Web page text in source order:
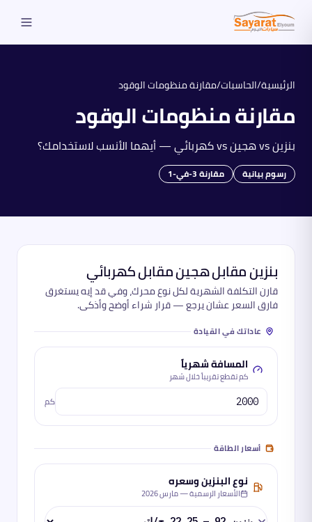
الرئيسية/الحاسبات/مقارنة منظومات الوقود
مقارنة منظومات الوقود
بنزين vs هجين vs كهربائي — أيهما الأنسب لاستخدامك؟
رسوم بيانية مقارنة 3-في-1
بنزين مقابل هجين مقابل كهربائي
قارن التكلفة الشهرية لكل نوع محرك، وفي قد إيه يستغرق
فارق السعر عشان يرجع — قرار شراء أوضح وأذكى.
عاداتك في القيادة
المسافة شهرياً
كم تقطع تقريباً خلال شهر
كم
أسعار الطاقة
نوع البنزين وسعره
الأسعار الرسمية —مارس 2026